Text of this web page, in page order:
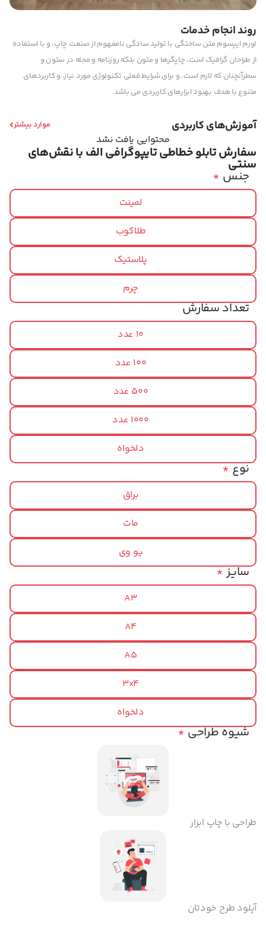
روند انجام خدمات
لورم ایپسوم متن ساختگی با تولید سادگی نامفهوم از صنعت چاپ، و با استفاده
از طراحان گرافیک است، چاپگرها و متون بلکه روزنامه و مجله در ستون و
سطرآنچنان که لازم است، و برای شرایط فعلی تکنولوژی مورد نیاز، و کاربردهای
متنوع با هدف بهبود ابزارهای کاربردی می باشد.
آموزش‌های کاربردی موارد بیشتر
محتوایی یافت نشد
سفارش تابلو خطاطی تایپوگرافی الف با نقش‌های
سنتی
* جنس
لمینت
طلاکوب
پلاستیک
چرم
تعداد سفارش
10 عدد
100 عدد
500 عدد
1000 عدد
دلخواه
*نوع
براق
مات
یو وی
*سایز
A3
A4
A5
3x4
دلخواه
*شیوه طراحی
طراحی با چاپ ابزار
آپلود طرح خودتان